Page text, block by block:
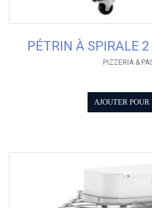
PÉTRIN À SPIRALE
PIZZERIA &
AJOUTER POUR